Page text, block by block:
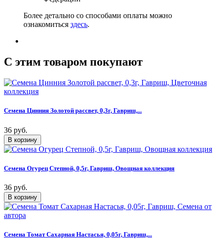
Более детально со способами оплаты можно
ознакомиться здесь.
C этим товаром покупают
Семена Цинния Золотой рассвет, 0,3г, Гавриш,...
36 руб.
Семена Огурец Степной, 0,5г, Гавриш, Овощная коллекция
36 руб.
Семена Томат Сахарная Настасья, 0,05г, Гавриш,...